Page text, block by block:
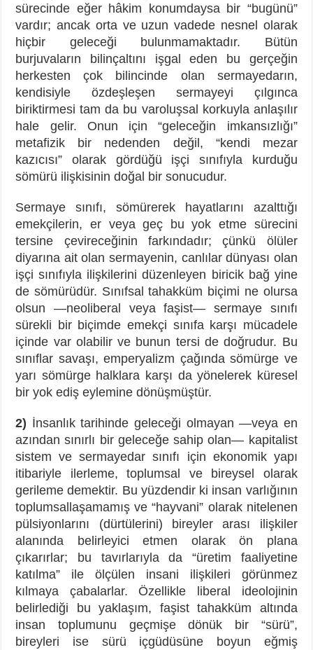
sürecinde eğer hâkim konumdaysa bir “bugünü”
vardır; ancak orta ve uzun vadede nesnel olarak
hiçbir geleceği bulunmamaktadır. Bütün
burjuvaların bilinçaltını işgal eden bu gerçeğin
herkesten çok bilincinde olan sermayedarın,
kendisiyle özdeşleşen sermayeyi çılgınca
biriktirmesi tam da bu varoluşsal korkuyla anlaşılır
hale gelir. Onun için “geleceğin imkansızlığı”
metafizik bir nedenden değil, “kendi mezar
kazıcısı” olarak gördüğü işçi sınıfıyla kurduğu
sömürü ilişkisinin doğal bir sonucudur.
Sermaye sınıfı, sömürerek hayatlarını azalttığı
emekçilerin, er veya geç bu yok etme sürecini
tersine çevireceğinin farkındadır; çünkü ölüler
diyarına ait olan sermayenin, canlılar dünyası olan
işçi sınıfıyla ilişkilerini düzenleyen biricik bağ yine
de sömürüdür. Sınıfsal tahakküm biçimi ne olursa
olsun —neoliberal veya faşist— sermaye sınıfı
sürekli bir biçimde emekçi sınıfa karşı mücadele
içinde var olabilir ve bunun tersi de doğrudur. Bu
sınıflar savaşı, emperyalizm çağında sömürge ve
yarı sömürge halklara karşı da yönelerek küresel
bir yok ediş eylemine dönüşmüştür.
2) İnsanlık tarihinde geleceği olmayan —veya en
azından sınırlı bir geleceğe sahip olan— kapitalist
sistem ve sermayedar sınıfı için ekonomik yapı
itibariyle ilerleme, toplumsal ve bireysel olarak
gerileme demektir. Bu yüzdendir ki insan varlığının
toplumsallaşamamış ve “hayvani” olarak nitelenen
pülsiyonlarını (dürtülerini) bireyler arası ilişkiler
alanında belirleyici etmen olarak ön plana
çıkarırlar; bu tavırlarıyla da “üretim faaliyetine
katılma” ile ölçülen insani ilişkileri görünmez
kılmaya çabalarlar. Özellikle liberal ideolojinin
belirlediği bu yaklaşım, faşist tahakküm altında
insan toplumunu geçmişe dönük bir “sürü”,
bireyleri ise sürü içgüdüsüne boyun eğmiş